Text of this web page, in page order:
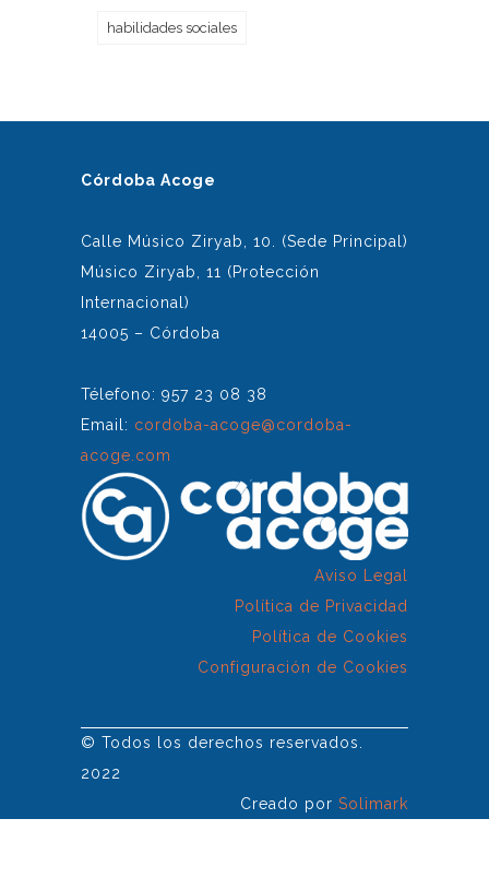
habilidades sociales
Córdoba Acoge
Calle Músico Ziryab, 10. (Sede Principal)
Músico Ziryab, 11 (Protección
Internacional)
14005 – Córdoba
Télefono: 957 23 08 38
Email: cordoba-acoge@cordoba-
acoge.com
Aviso Legal
Política de Privacidad
Política de Cookies
Configuración de Cookies
© Todos los derechos reservados.
2022
Creado por Solimark